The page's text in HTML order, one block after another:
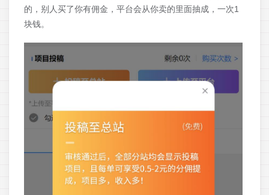
的，别人买了你有佣金，平台会从你卖的里面抽成，一次1
块钱。